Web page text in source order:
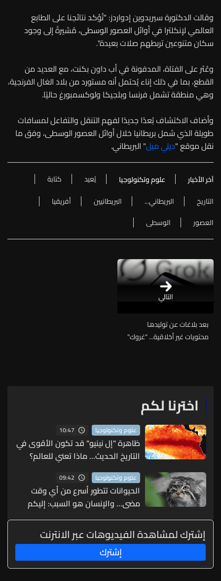
وقالت الدكتورة سيريدوين إدواردز: "تُؤكد نتائجنا على الطابع
العالمي لإنكلترا في أوائل العصور الوسطى، مُشيرةً إلى وجود
سكان متنوعين تربطهم صلات بعيدة".
وعُثر على الفتاة، المدفونة في أب داون بكنت، مع العديد من
القطع، بما في ذلك إناء يُحتمل أنه مستورد من بلاد الغال الفرنجية،
وهي منطقة تشمل فرنسا وبلجيكا ولوكسمبورغ حاليًا.
وأضاف الاكتشاف بُعدًا جديدًا لفهم التنقل والتفاعل لمسافات
طويلة الذي شمل بريطانيا خلال أوائل العصور الوسطى، وفق ما
نقل موقع "ديلي ميل" البريطاني.
آخر الأخبار علوم وتكنولوجيا يُعيد
كتابة
التاريخ
البريطاني... البريطانيين
أفريقيا
العصور
الوسطى
التالي
بعد بلاغات عن توليدها
محتويات غير أخلاقية... "غروك"
اخترنا لكم
علوم وتكنولوجيا 10:47
ظاهرة "إل نينيو" قد تكون الأقوى في
التاريخ الحديث... ماذا تعني للعالم؟
علوم وتكنولوجيا 09:42
الحيوانات تتطور أسرع من أي وقت
مضى... والإنسان هو السبب: إليكم
التفاصيل
إشترك لمشاهدة الفيديوهات عبر الانترنت
إشترك